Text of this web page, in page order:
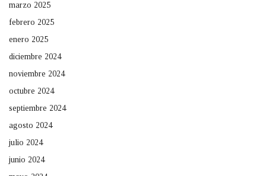
marzo 2025
febrero 2025
enero 2025
diciembre 2024
noviembre 2024
octubre 2024
septiembre 2024
agosto 2024
julio 2024
junio 2024